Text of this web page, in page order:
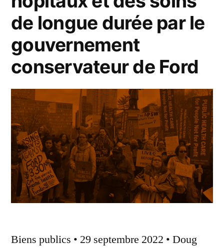
de longue durée par le
gouvernement
conservateur de Ford
Biens publics • 29 septembre 2022 • Doug